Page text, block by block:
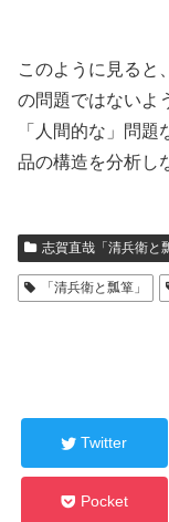
このように見ると
の問題ではないよ
「人間的な」問
品の構造を分析し
志賀直哉「清兵衛と
「清兵衛と瓢箪」
Twitter
Pocket